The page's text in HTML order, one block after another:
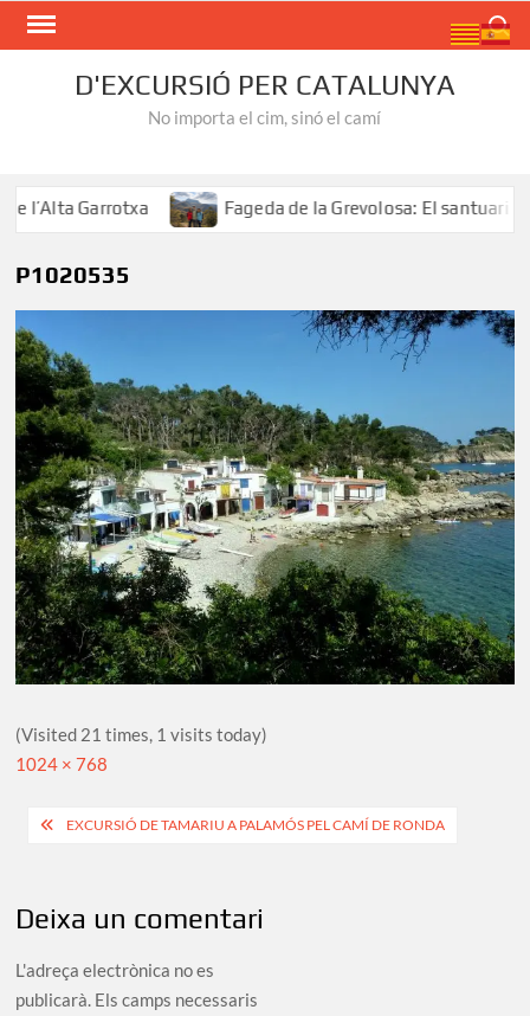
Skip
D'EXCURSIÓ PER CATALUNYA
No importa el cim, sinó el camí
Garrotxa Fageda de la Grevolosa: El santuari dels
P1020535
(Visited 21 times, 1 visits today)
Full
1024 × 768
Navegació
EXCURSIÓ DE TAMARIU A PALAMÓS PEL CAMÍ DE RONDA
Deixa un comentari
L'adreça electrònica no es
publicarà. Els camps necessaris